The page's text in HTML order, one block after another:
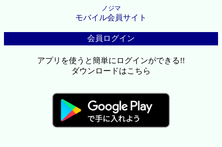
ノジマ
モバイル会員サイト
会員ログイン
アプリを使うと簡単にログインができる!!
ダウンロードはこちら